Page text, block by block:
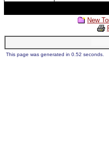
New
This page was generated in 0.52 seconds.